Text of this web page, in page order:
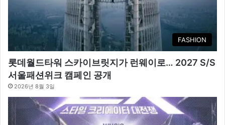
FASHION
롯데월드타워 스카이브릿지가 런웨이로… 2027 S/S
서울패션위크 캠페인 공개
2026년 8월 3일